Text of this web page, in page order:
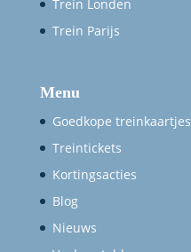
Trein Londen
Trein Parijs
Menu
Goedkope treinkaartjes
Treintickets
Kortingsacties
Blog
Nieuws